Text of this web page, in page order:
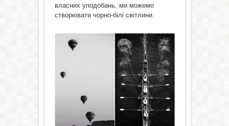
власних уподобань, ми можемо
створювати чорно-білі світлини.